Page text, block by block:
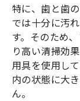
特に、歯と歯
では十分に汚
す。そのため
り高い清掃効
用具を使用し
内の状態に大
ん。